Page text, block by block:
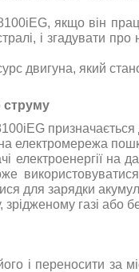
якщо він
, і згадувати про
двигуна, який
струму
призначається
електромережа
електроенергії на
використовуватися
для зарядки
, зрідженому газі або
і переносити за